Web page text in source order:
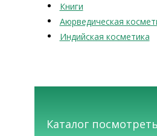
Книги
Аюрведическая
Индийская косметика
Каталог